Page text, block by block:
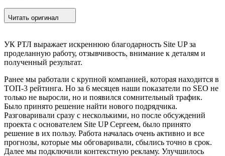
Читать оригинал
УК РТЛ выражает искреннюю благодарность Site UP за
проделанную работу, отзывчивость, внимание к деталям и
полученный результат.
Ранее мы работали с крупной компанией, которая находится в
ТОП-3 рейтинга. Но за 6 месяцев наши показатели по SEO не
только не выросли, но и появился сомнительный трафик.
Было принято решение найти нового подрядчика.
Разговаривали сразу с несколькими, но после обсуждений
проекта с основателем Site UP Сергеем, было принято
решение в их пользу. Работа началась очень активно и все
прогнозы, которые мы обговаривали, сбылись точно в срок.
Далее мы подключили контекстную рекламу. Улучшилось